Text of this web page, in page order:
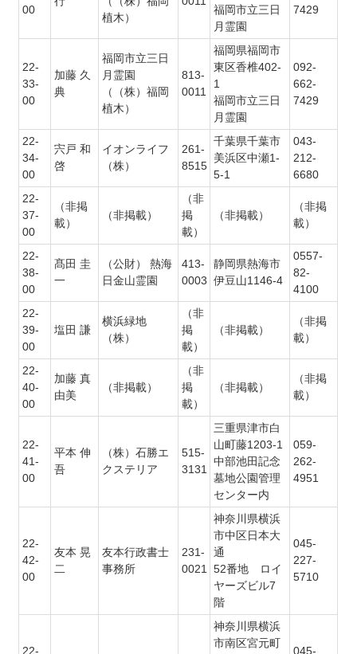
00
植木）
福岡市立三日
月霊園
7429
22-
33-
00
加藤 久
典
福岡市立三日
月霊園
（（株）福岡
植木）
813-
0011
福岡県福岡市
東区香椎402-
1
福岡市立三日
月霊園
092-
662-
7429
22-
34-
00
宍戸 和
啓
イオンライフ
（株）
261-
8515
千葉県千葉市
美浜区中瀬1-
5-1
043-
212-
6680
22-
37-
00
（非掲
載）
（非掲載）
（非
掲
載）
（非掲載）
（非掲
載）
22-
38-
00
髙田 圭
一
（公財） 熱海
日金山霊園
413-
0003
静岡県熱海市
伊豆山1146-4
0557-
82-
4100
22-
39-
00
塩田 謙
横浜緑地
（株）
（非
掲
載）
（非掲載）
（非掲
載）
22-
40-
00
加藤 真
由美
（非掲載）
（非
掲
載）
（非掲載）
（非掲
載）
22-
41-
00
平本 伸
吾
（株）石勝エ
クステリア
515-
3131
三重県津市白
山町藤1203-1
中部池田記念
墓地公園管理
センター内
059-
262-
4951
22-
42-
00
友本 晃
二
友本行政書士
事務所
231-
0021
神奈川県横浜
市中区日本大
通
52番地 ロイ
ヤーズビル7
階
045-
227-
5710
22-
神奈川県横浜
市南区宮元町
045-